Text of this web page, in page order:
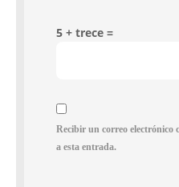
5 + trece =
Recibir un correo electrónico
a esta entrada.